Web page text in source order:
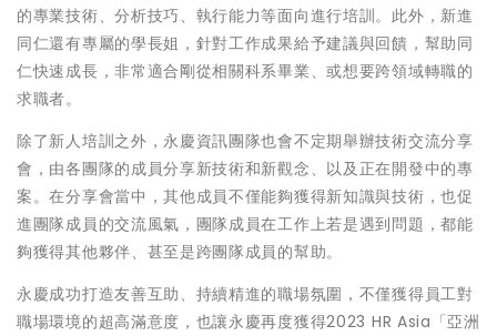
的專業技術、分析技巧、執行能力等面向進行培訓。此外，新進
同仁還有專屬的學長姐，針對工作成果給予建議與回饋，幫助同
仁快速成長，非常適合剛從相關科系畢業、或想要跨領域轉職的
求職者。
除了新人培訓之外，永慶資訊團隊也會不定期舉辦技術交流分享
會，由各團隊的成員分享新技術和新觀念、以及正在開發中的專
案。在分享會當中，其他成員不僅能夠獲得新知識與技術，也促
進團隊成員的交流風氣，團隊成員在工作上若是遇到問題，都能
夠獲得其他夥伴、甚至是跨團隊成員的幫助。
永慶成功打造友善互助、持續精進的職場氛圍，不僅獲得員工對
職場環境的超高滿意度，也讓永慶再度獲得2023 HR Asia「亞洲